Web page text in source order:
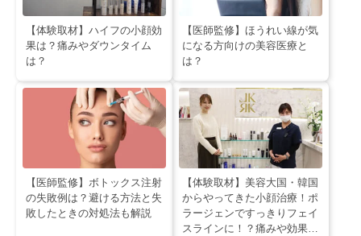
【体験取材】ハイフの小顔効
果は？痛みやダウンタイム
は？
【医師監修】ほうれい線が気
になる方向けの美容医療と
は？
【医師監修】ボトックス注射
の失敗例は？避ける方法と失
敗したときの対処法も解説
【体験取材】美容大国・韓国
からやってきた小顔治療！ポ
ラージェンですっきりフェイ
スラインに！？痛みや効果を